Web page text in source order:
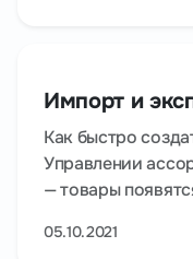
Импорт и
Как быстро
Управлении
— товары
05.10.2021